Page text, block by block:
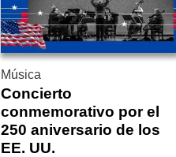
Música
Concierto
conmemorativo por el
250 aniversario de los
EE. UU.